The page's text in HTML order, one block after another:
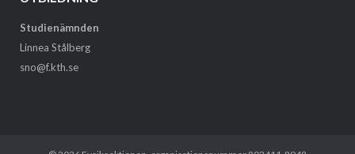
Studienämnden
Linnea Stålberg
sno@f.kth.se